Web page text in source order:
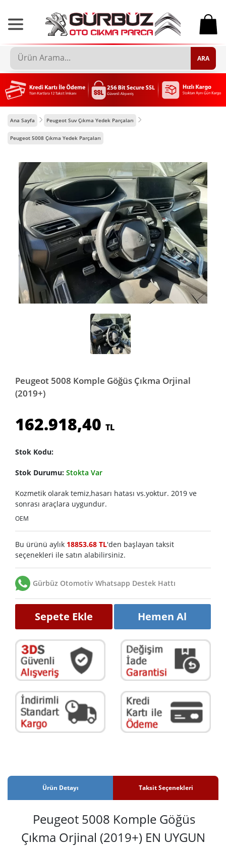
0
ARA
Ana Sayfa Peugeot Suv Çıkma Yedek Parçaları
Peugeot 5008 Çıkma Yedek Parçaları
Peugeot 5008 Komple Göğüs Çıkma Orjinal
(2019+)
162.918,40 TL
Stok Kodu:
Stok Durumu: Stokta Var
Kozmetik olarak temiz,hasarı hatası vs.yoktur. 2019 ve
sonrası araçlara uygundur.
OEM
Bu ürünü aylık 18853.68 TL'den başlayan taksit
seçenekleri ile satın alabilirsiniz.
Gürbüz Otomotiv Whatsapp Destek Hattı
Sepete Ekle Hemen Al
Ürün Detayı Taksit Seçenekleri
Peugeot 5008 Komple Göğüs
Çıkma Orjinal (2019+) EN UYGUN